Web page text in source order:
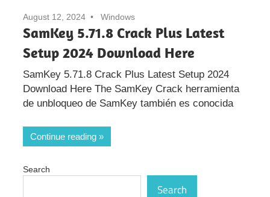
August 12, 2024 Windows
SamKey 5.71.8 Crack Plus Latest
Setup 2024 Download Here
SamKey 5.71.8 Crack Plus Latest Setup 2024
Download Here The SamKey Crack herramienta
de unbloqueo de SamKey también es conocida
Continue reading
Search
Search